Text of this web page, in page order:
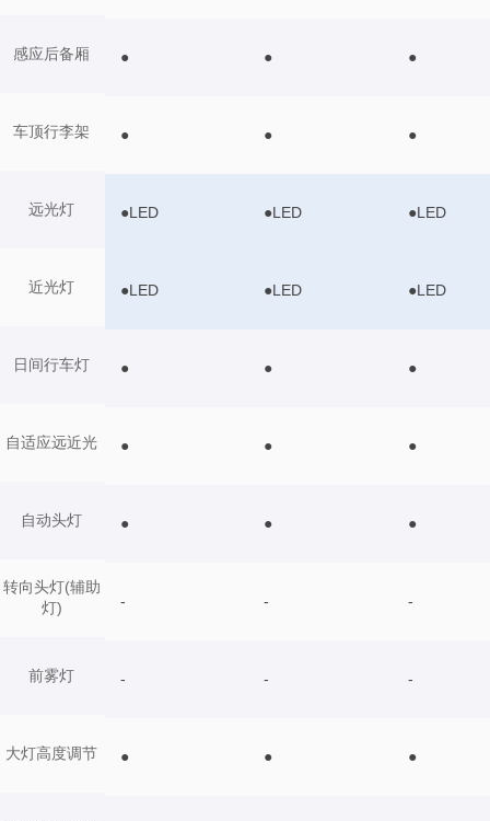
感应后备厢
车顶行李架
远光灯
近光灯
日间行车灯
自适应远近光
自动头灯
转向头灯(辅助
灯)
前雾灯
大灯高度调节
● ● ●
● ● ●
●LED ●LED ●LED
●LED ●LED ●LED
● ● ●
● ● ●
● ● ●
- - -
- - -
● ● ●